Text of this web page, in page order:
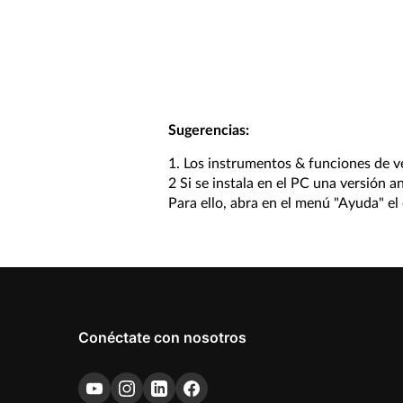
Sugerencias:
1. Los instrumentos & funciones de
2 Si se instala en el PC una versión
Para ello, abra en el menú "Ayuda"
Conéctate con nosotros